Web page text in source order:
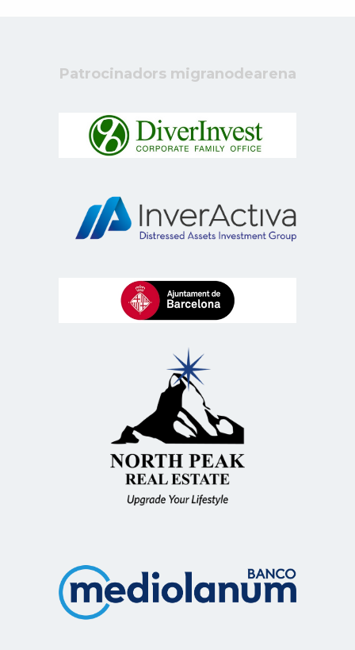
Patrocinadors migranodearena